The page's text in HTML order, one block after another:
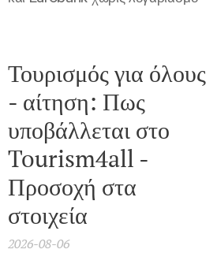
Τουρισμός για όλους
- αίτηση: Πως
υποβάλλεται στο
Tourism4all -
Προσοχή στα
στοιχεία
2026-08-06